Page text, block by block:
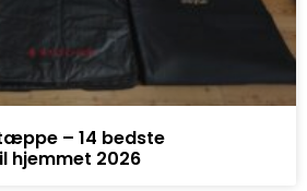
– 14 bedste
2026